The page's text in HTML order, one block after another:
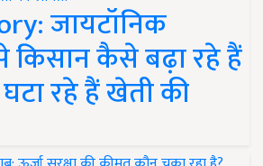
जायटॉनिक
किसान कैसे बढ़ा रहे हैं
रहे हैं खेती की